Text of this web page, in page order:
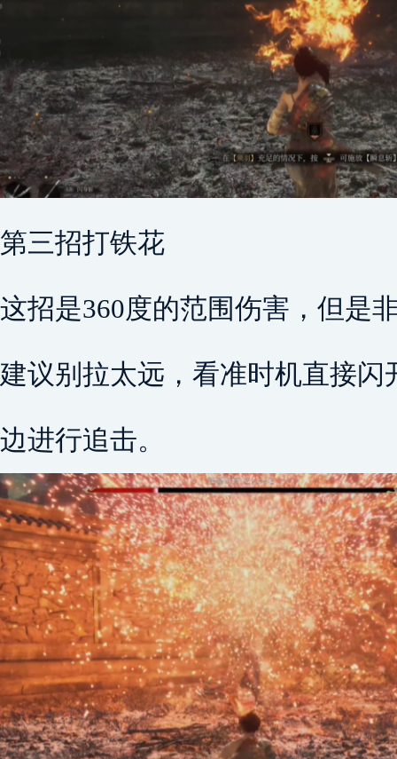
第三招打铁花
这招是360度的范围伤害，但是
建议别拉太远，看准时机直接
边进行追击。